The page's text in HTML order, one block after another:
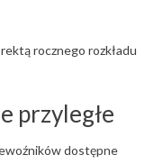
rocznego rozkładu
przyległe
dostępne